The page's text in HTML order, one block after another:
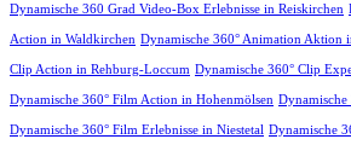
Dynamische 360 Grad Video-Box Erlebnisse in Reiskirchen
Action in Waldkirchen Dynamische 360° Animation Aktion
Clip Action in Rehburg-Loccum Dynamische 360° Clip
Dynamische 360° Film Action in Hohenmölsen
Dynamische 360° Film Erlebnisse in Niestetal Dynamische